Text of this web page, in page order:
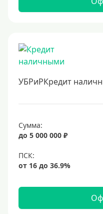
УБРиРКредит
Сумма:
до 5 000 000 ₽